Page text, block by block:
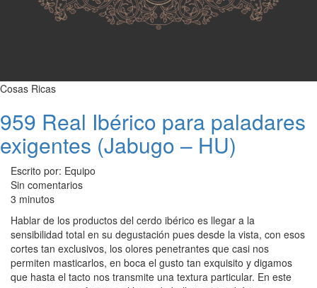
Cosas Ricas
959 Real Ibérico para paladares
exigentes (Jabugo – HU)
Escrito por: Equipo
Sin comentarios
3 minutos
Hablar de los productos del cerdo ibérico es llegar a la
sensibilidad total en su degustación pues desde la vista, con esos
cortes tan exclusivos, los olores penetrantes que casi nos
permiten masticarlos, en boca el gusto tan exquisito y digamos
que hasta el tacto nos transmite una textura particular. En este